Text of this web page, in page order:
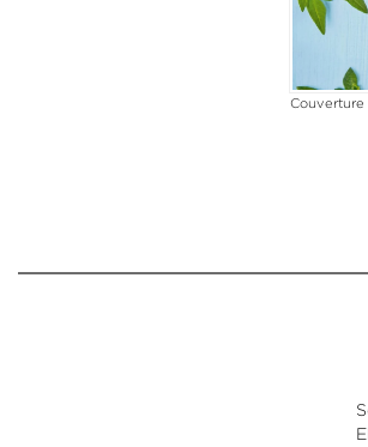
Couverture